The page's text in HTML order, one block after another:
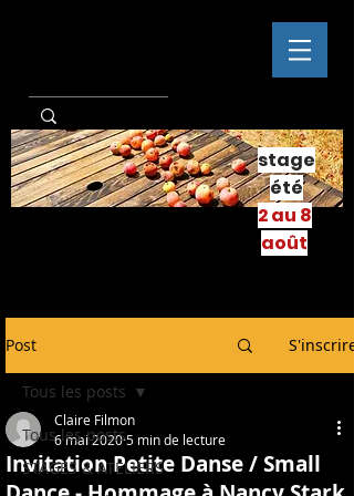
stage
été
2 au 8
août
Post S'inscrire
Tous les posts
STAGES & ATELIERS
Tous les posts
Invitation Petite Danse / Small
Claire Filmon
6 mai 20205 min de lecture